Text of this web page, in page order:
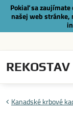
Pokiaľ sa
našej web stránke,
Kanadské krbové